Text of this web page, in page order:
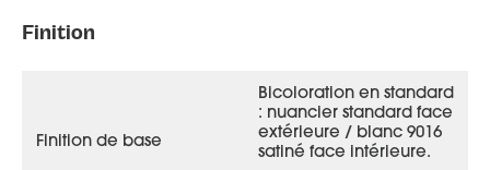
Finition
Finition de base
Bicoloration en standard
: nuancier standard face
extérieure / blanc 9016
satiné face intérieure.